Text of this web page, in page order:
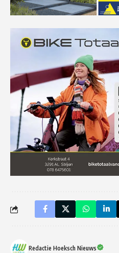
Redactie Hoeksch Nieuws